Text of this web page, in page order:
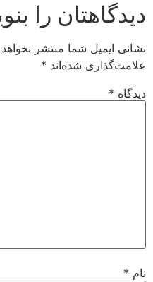
دیدگاهتان را
نشانی ایمیل شما منتشر
علامت‌گذاری شده‌اند *
دیدگاه *
نام *